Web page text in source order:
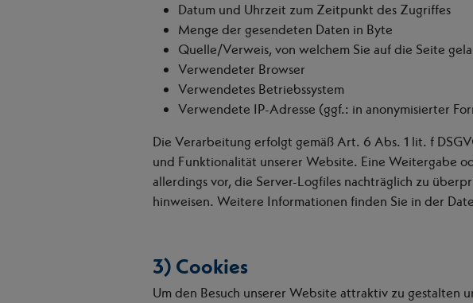
Datum und Uhrzeit zum Zeitpunkt des Zugriffes
Menge der gesendeten Daten in Byte
Quelle/Verweis, von welchem Sie auf die Seite
Verwendeter Browser
Verwendetes Betriebssystem
Verwendete IP-Adresse (ggf.: in anonymisierter
Die Verarbeitung erfolgt gemäß Art. 6 Abs. 1 lit. f
und Funktionalität unserer Website. Eine Weitergabe
allerdings vor, die Server-Logfiles nachträglich zu
hinweisen. Weitere Informationen finden Sie in der
3) Cookies
Um den Besuch unserer Website attraktiv zu